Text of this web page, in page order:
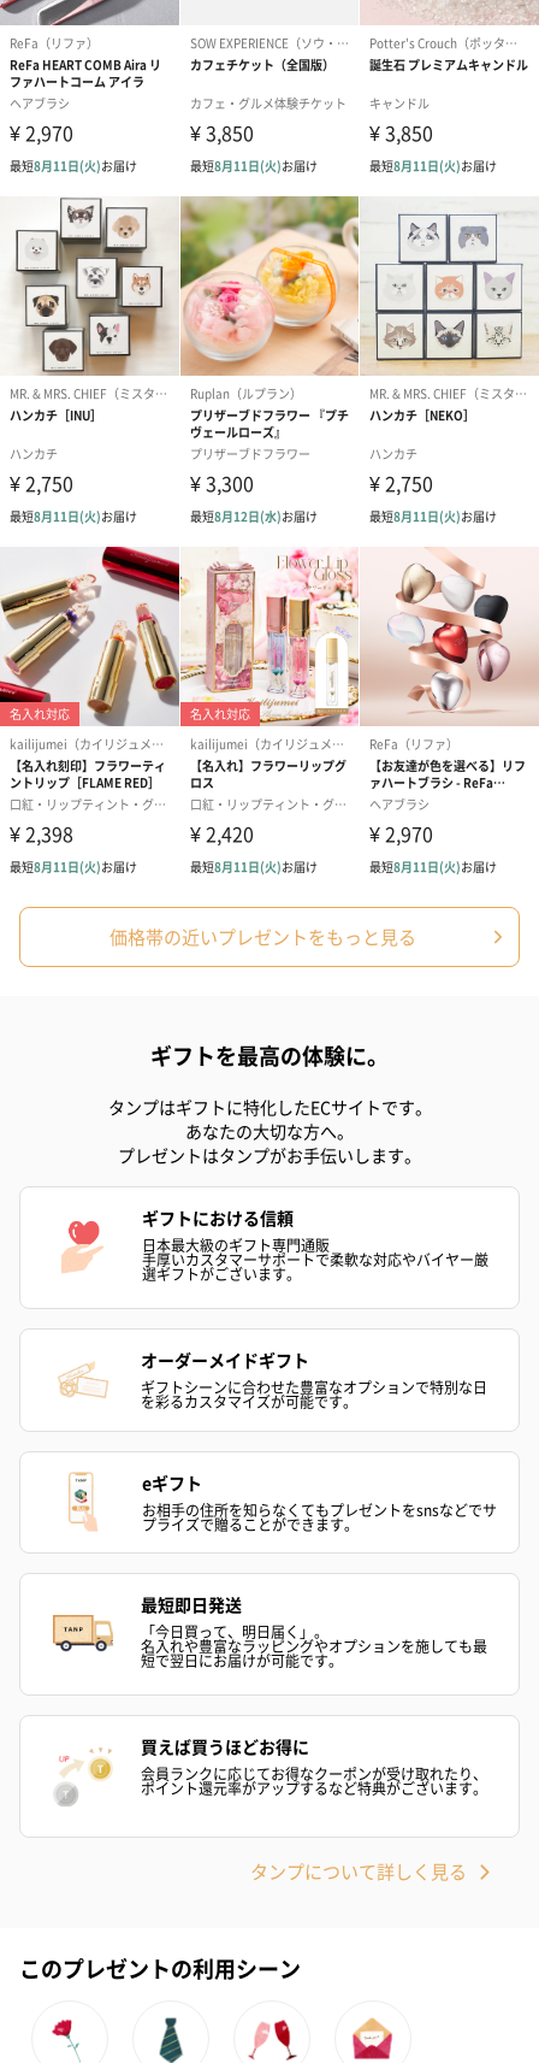
価格帯の近いプレゼントをもっと見る
ギフトを最高の体験に。
タンプはギフトに特化したECサイトです。
あなたの大切な方へ。
プレゼントはタンプがお手伝いします。
ギフトにおける信頼
日本最大級のギフト専門通販
手厚いカスタマーサポートで柔軟な対応やバイヤー厳
選ギフトがございます。
オーダーメイドギフト
ギフトシーンに合わせた豊富なオプションで特別な日
を彩るカスタマイズが可能です。
eギフト
お相手の住所を知らなくてもプレゼントをsnsなどでサ
プライズで贈ることができます。
最短即日発送
「今日買って、明日届く」。
名入れや豊富なラッピングやオプションを施しても最
短で翌日にお届けが可能です。
買えば買うほどお得に
会員ランクに応じてお得なクーポンが受け取れたり、
ポイント還元率がアップするなど特典がございます。
タンプについて詳しく見る
このプレゼントの利用シーン